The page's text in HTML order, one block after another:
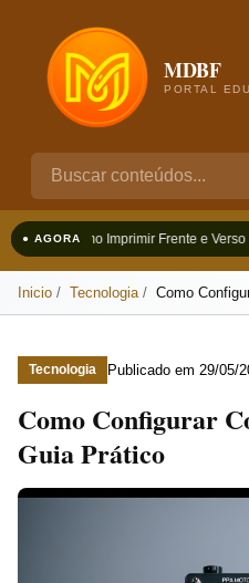
MDBF
PORTAL
● AGORAComo Imprimir Frente e Verso
Inicio Tecnologia Como
Tecnologia Publicado em 29/05/
Como Configurar
Guia Prático